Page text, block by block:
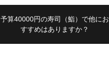
予算40000円の寿司（鮨）で他にお
すすめはありますか？